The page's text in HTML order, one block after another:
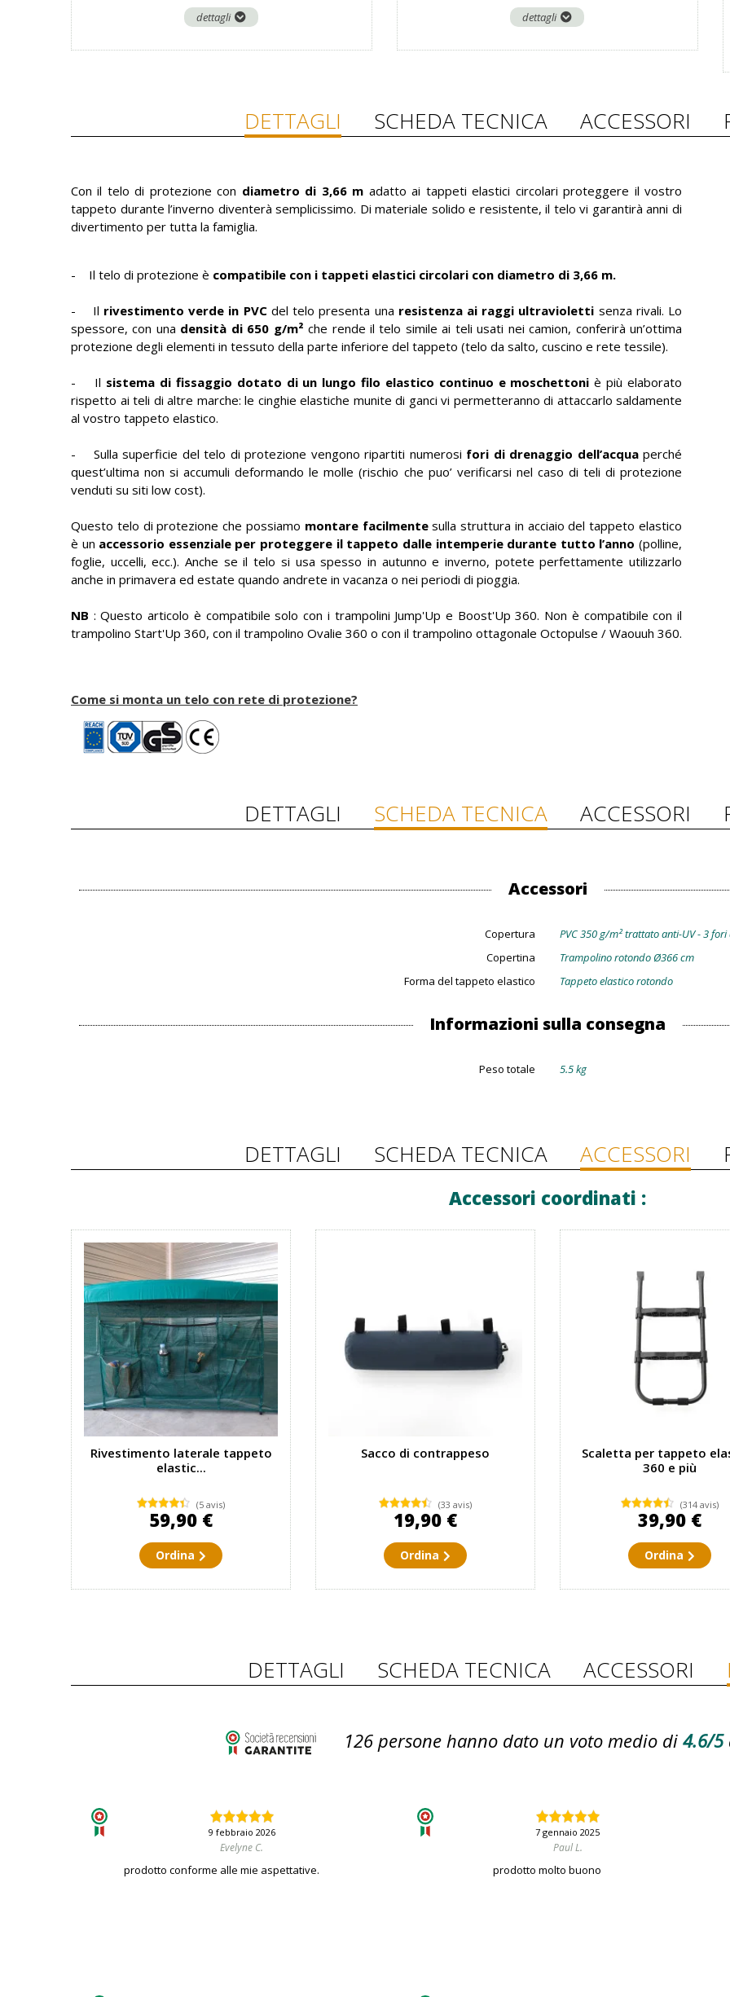
dettagli
dettagli
DETTAGLI SCHEDA TECNICA ACCESSORI
Con il telo di protezione con diametro di 3,66 m adatto ai tappeti elastici circolari proteggere il vostro
tappeto durante l’inverno diventerà semplicissimo. Di materiale solido e resistente, il telo vi garantirà anni di
divertimento per tutta la famiglia.
- Il telo di protezione è compatibile con i tappeti elastici circolari con diametro di 3,66 m.
- Il rivestimento verde in PVCdel telo presenta una resistenza ai raggi ultravioletti senza rivali. Lo
spessore, con una densità di 650 g/m² che rende il telo simile ai teli usati nei camion, conferirà un’ottima
protezione degli elementi in tessuto della parte inferiore del tappeto (telo da salto, cuscino e rete tessile).
- Il sistema di fissaggio dotato di un lungo filo elastico continuo e moschettoni è più elaborato
rispetto ai teli di altre marche: le cinghie elastiche munite di ganci vi permetteranno di attaccarlo saldamente
al vostro tappeto elastico.
- Sulla superficie del telo di protezione vengono ripartiti numerosi fori di drenaggio dell’acquaperché
quest’ultima non si accumuli deformando le molle (rischio che puo’ verificarsi nel caso di teli di protezione
venduti su siti low cost).
Questo telo di protezione che possiamo montare facilmentesulla struttura in acciaio del tappeto elastico
è un accessorio essenziale per proteggere il tappeto dalle intemperie durante tutto l’anno (polline,
foglie, uccelli, ecc.). Anche se il telo si usa spesso in autunno e inverno, potete perfettamente utilizzarlo
anche in primavera ed estate quando andrete in vacanza o nei periodi di pioggia.
NB : Questo articolo è compatibile solo con i trampolini Jump'Up e Boost'Up 360. Non è compatibile con il
trampolino Start'Up 360, con il trampolino Ovalie 360 o con il trampolino ottagonale Octopulse / Waouuh 360.
Come si monta un telo con rete di protezione?
DETTAGLI SCHEDA TECNICA ACCESSORI
Accessori
Copertura
PVC 350 g/m² trattato anti-UV - 3
Copertina
Trampolino rotondo Ø366 cm
Forma del tappeto elastico
Tappeto elastico rotondo
Informazioni sulla consegna
Peso totale 5.5 kg
DETTAGLI SCHEDA TECNICA ACCESSORI
Accessori coordinati :
Rivestimento laterale tappeto
elastic...
(5 avis)
59,90 €
Ordina
Sacco di contrappeso
(33 avis)
19,90 €
Ordina
Scaletta per tappeto
360 e più
(314 avis)
39,90 €
Ordina
DETTAGLI SCHEDA TECNICA ACCESSORI
126persone hanno dato un voto medio di4.6/5
9 febbraio 2026
Evelyne C.
prodotto conforme alle mie aspettative.
7 gennaio 2025
Paul L.
prodotto molto buono